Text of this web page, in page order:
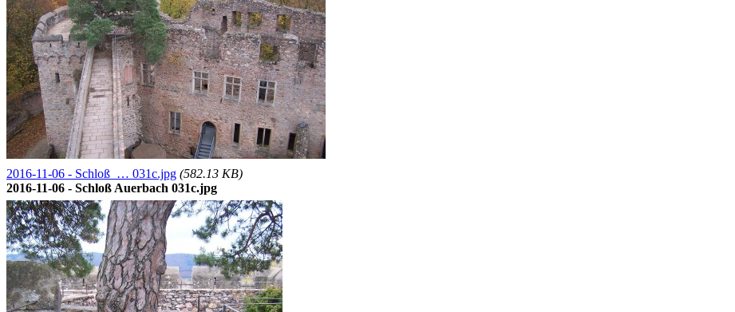
2016-11-06 - Schloß … 031c.jpg (582.13 KB)
2016-11-06 - Schloß Auerbach 031c.jpg